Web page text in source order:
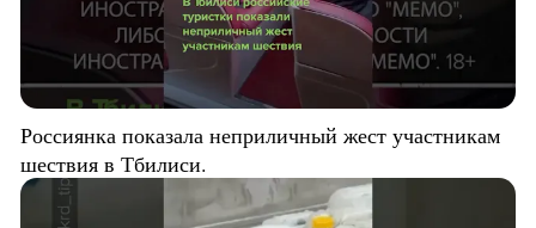
Россиянка показала неприличный жест участникам
шествия в Тбилиси.